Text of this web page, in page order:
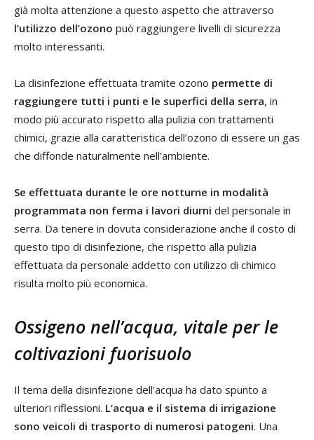
già molta attenzione a questo aspetto che attraverso
l’utilizzo dell’ozono può raggiungere livelli di sicurezza
molto interessanti.
La disinfezione effettuata tramite ozono permette di
raggiungere tutti i punti e le superfici della serra, in
modo più accurato rispetto alla pulizia con trattamenti
chimici, grazie alla caratteristica dell’ozono di essere un gas
che diffonde naturalmente nell’ambiente.
Se effettuata durante le ore notturne in modalità
programmata non ferma i lavori diurni del personale in
serra. Da tenere in dovuta considerazione anche il costo di
questo tipo di disinfezione, che rispetto alla pulizia
effettuata da personale addetto con utilizzo di chimico
risulta molto più economica.
Ossigeno nell’acqua, vitale per le
coltivazioni fuorisuolo
Il tema della disinfezione dell’acqua ha dato spunto a
ulteriori riflessioni. L’acqua e il sistema di irrigazione
sono veicoli di trasporto di numerosi patogeni. Una